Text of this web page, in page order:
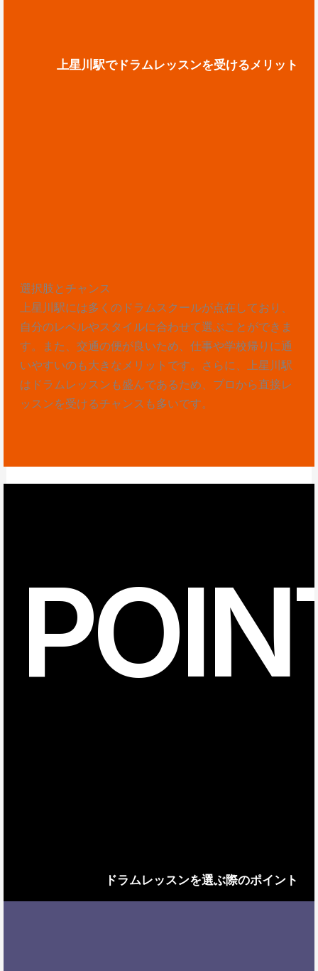
上星川駅でドラムレッスンを受けるメリット
選択肢とチャンス
上星川駅には多くのドラムスクールが点在しており、
自分のレベルやスタイルに合わせて選ぶことができま
す。また、交通の便が良いため、仕事や学校帰りに通
いやすいのも大きなメリットです。さらに、上星川駅
はドラムレッスンも盛んであるため、プロから直接レ
ッスンを受けるチャンスも多いです。
ドラムレッスンを選ぶ際のポイント